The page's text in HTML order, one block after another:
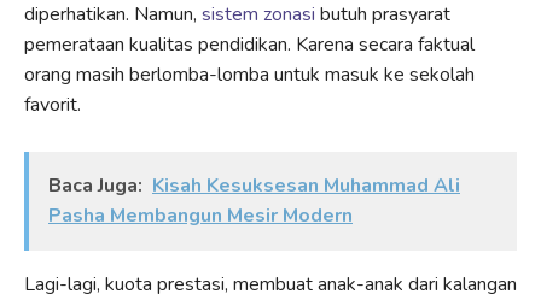
diperhatikan. Namun, sistem zonasi butuh prasyarat
pemerataan kualitas pendidikan. Karena secara faktual
orang masih berlomba-lomba untuk masuk ke sekolah
favorit.
Baca Juga: Kisah Kesuksesan Muhammad Ali
Pasha Membangun Mesir Modern
Lagi-lagi, kuota prestasi, membuat anak-anak dari kalangan